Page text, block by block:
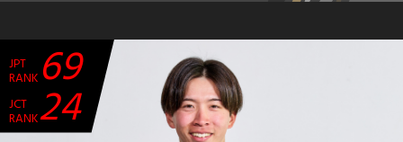
チーム・選手
競技ガイド
JPT
RANK 69
JCT
RANK24